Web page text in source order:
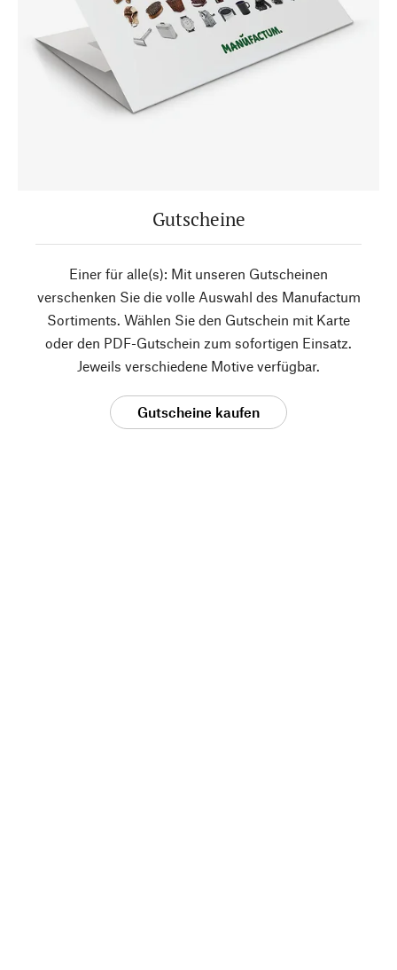
Gutscheine
Einer für alle(s): Mit unseren Gutscheinen
verschenken Sie die volle Auswahl des Manufactum
Sortiments. Wählen Sie den Gutschein mit Karte
oder den PDF-Gutschein zum sofortigen Einsatz.
Jeweils verschiedene Motive verfügbar.
Gutscheine kaufen